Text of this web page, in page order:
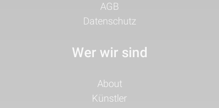
AGB
Datenschutz
Wer wir sind
Navigation
überspringen
About
Künstler